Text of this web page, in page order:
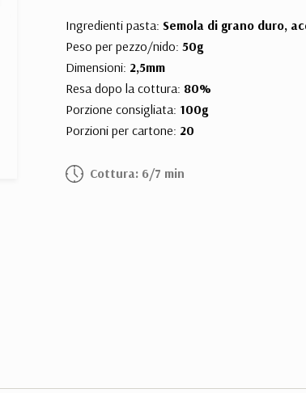
Ingredienti pasta:Semola di grano duro,
Peso per pezzo/nido:50g
Dimensioni: 2,5mm
Resa dopo la cottura: 80%
Porzione consigliata: 100g
Porzioni per cartone: 20
Cottura: 6/7 min